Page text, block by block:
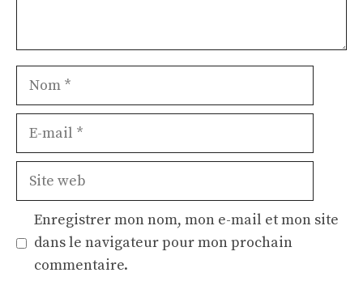
Nom
Site
Enregistrer mon nom, mon e-mail et mon site
dans le navigateur pour mon prochain
commentaire.